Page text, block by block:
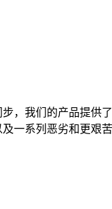
，我们的产品提供
一系列恶劣和更艰